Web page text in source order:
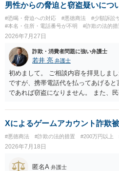
男性からの脅迫と窃盗疑いにつ
#恐喝・脅迫への対応 #悪徳商法
#少額訴訟
#本名・住所・電話番号が不明
#詐欺の法的措
2026年7月27日
詐欺・消費者問題に強い弁護士
若井 亮 弁護士
初めまして。 ご相談内容を拝見しま
ですが、携帯電話代を払ってあげる
であれば窃盗になりません。 また、
ず、可能であればブロックをするよ
ば、最寄りの警察署に相談をしても
Xによるゲームアカウント詐欺
#悪徳商法 #詐欺の法的措置 #200万円以上
2026年7月18日
匿名A 弁護士